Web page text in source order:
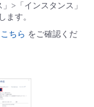
>「インスタンス」
ます。
こちら をご確認くだ